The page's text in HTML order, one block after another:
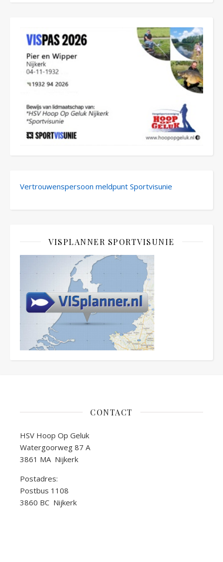
Vertrouwenspersoon meldpunt Sportvisunie
VISPLANNER SPORTVISUNIE
CONTACT
HSV Hoop Op Geluk
Watergoorweg 87 A
3861 MA Nijkerk
Postadres:
Postbus 1108
3860 BC Nijkerk